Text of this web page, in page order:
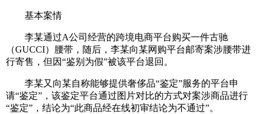
基本案情
李某通过A公司经营的跨境电商平台购买一件古驰
（GUCCI）腰带，随后，李某向某网购平台邮寄案涉腰带进
行寄售，但因“鉴别为假”被该平台退回。
李某又向某自称能够提供奢侈品“鉴定”服务的平台申
请“鉴定”，该鉴定平台通过图片对比的方式对案涉商品进行
“鉴定”，结论为“此商品经在线初审结论为不通过”。